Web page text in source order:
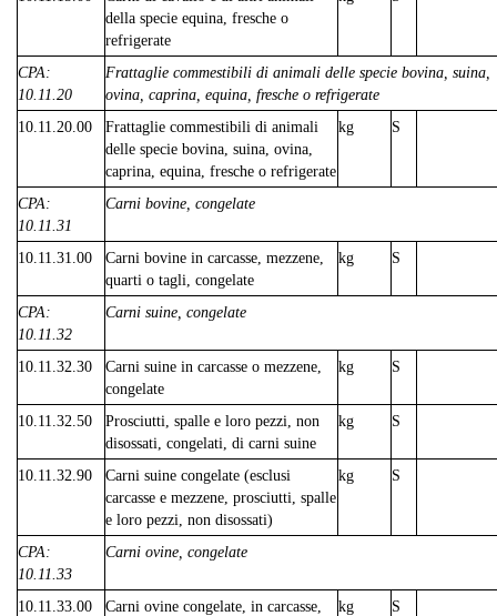
della specie equina, fresche o
refrigerate
CPA:
10.11.20
Frattaglie commestibili di animali delle specie bovina, suina,
ovina, caprina, equina, fresche o refrigerate
10.11.20.00
Frattaglie commestibili di animali
delle specie bovina, suina, ovina,
caprina, equina, fresche o refrigerate
kg S
CPA:
10.11.31
Carni bovine, congelate
10.11.31.00
Carni bovine in carcasse, mezzene,
quarti o tagli, congelate
kg S
CPA:
10.11.32
Carni suine, congelate
10.11.32.30
Carni suine in carcasse o mezzene,
congelate
kg S
10.11.32.50
Prosciutti, spalle e loro pezzi, non
disossati, congelati, di carni suine
kg S
10.11.32.90
Carni suine congelate (esclusi
carcasse e mezzene, prosciutti, spalle
e loro pezzi, non disossati)
kg S
CPA:
10.11.33
Carni ovine, congelate
10.11.33.00
Carni ovine congelate, in carcasse,
kg S